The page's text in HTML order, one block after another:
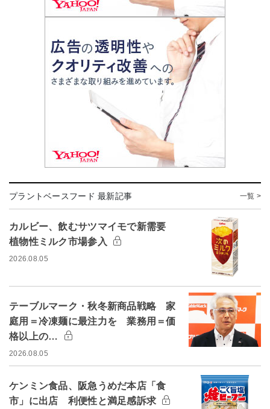
プラントベースフード 最新記事 一覧 >
カルビー、飲むサツマイモで新需要
植物性ミルク市場参入
2026.08.05
テーブルマーク・秋冬新商品戦略 家
庭用＝冷凍麺に最注力を 業務用＝価
格以上の…
2026.08.05
ケンミン食品、阪急うめだ本店「食
市」に出店 利便性と満足感訴求